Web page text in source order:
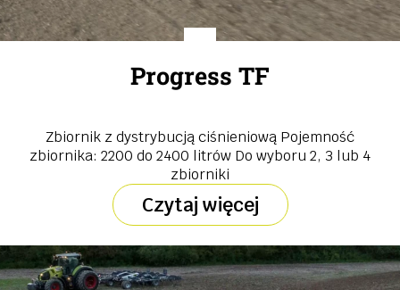
Progress TF
Zbiornik z dystrybucją ciśnieniową Pojemność
zbiornika: 2200 do 2400 litrów Do wyboru 2, 3 lub 4
zbiorniki
Czytaj więcej